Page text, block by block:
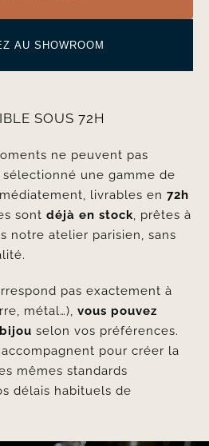
AU SHOWROOM
SOUS 72H
ne peuvent pas
une gamme de
livrables en 72h
sont déjà en stock, prêtes à
notre atelier parisien, sans
pas exactement à
métal…), vous pouvez
selon vos préférences.
pour créer la
mêmes standards
délais habituels de